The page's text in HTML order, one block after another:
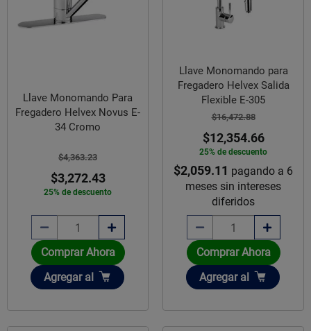
Llave Monomando Para
Fregadero Helvex Novus E-
34 Cromo
$4,363.23
$3,272.43
25% de descuento
Comprar Ahora
Añadir
Agregar al
Llave Monomando para
Fregadero Helvex Salida
Flexible E-305
$16,472.88
$12,354.66
25% de descuento
$2,059.11 pagando a 6
meses sin intereses
diferidos
Comprar Ahora
Añadir
Agregar al